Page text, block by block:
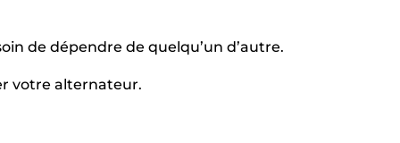
de dépendre de quelqu’un d’autre.
votre alternateur.